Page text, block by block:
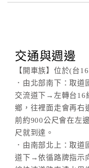
交通與週邊
【開車族】位於(台
．由北部南下：取
交流道下→左轉台16
鄉，往裡面走會再右
前約900公尺會在左
尺就到達。
．由南部北上：取
道下→依循路牌指示